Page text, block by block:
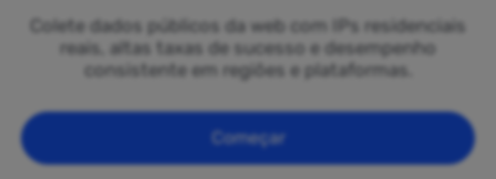
Colete dados públicos da web com IPs residenciais
reais, altas taxas de sucesso e desempenho
consistente em regiões e plataformas.
Começar